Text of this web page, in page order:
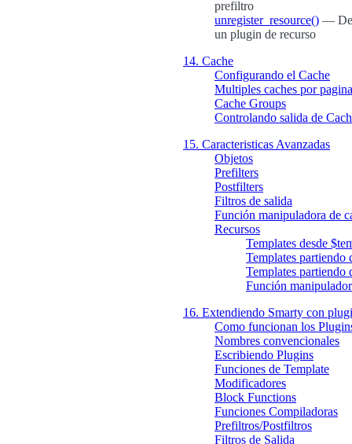
prefiltro
unregister_resource() —
un plugin de recurso
14. Cache
Configurando el Cache
Multiples caches por pagina
Cache Groups
Controlando salida de
15. Caracteristicas Avanzadas
Objetos
Prefilters
Postfilters
Filtros de salida
Función manipuladora de
Recursos
Templates desde
Templates partiendo
Templates partiendo
Función
16. Extendiendo Smarty con
Como funcionan los
Nombres convencionales
Escribiendo Plugins
Funciones de Template
Modificadores
Block Functions
Funciones Compiladoras
Prefiltros/Postfiltros
Filtros de Salida